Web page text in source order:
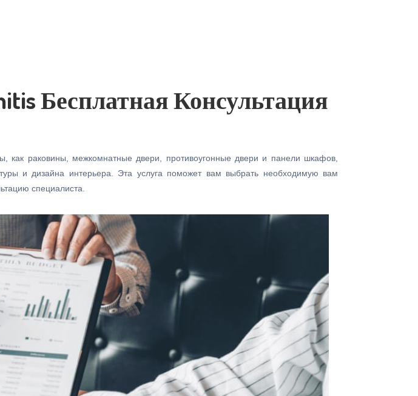
Бесплатная Консультация
как раковины, межкомнатные двери, противоугонные двери и панели шкафов,
и дизайна интерьера. Эта услуга поможет вам выбрать необходимую вам
специалиста.